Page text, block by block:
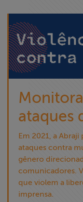
ataques
Em 2021, a
ataques contra
gênero
comunicadores.
que violem a
imprensa.